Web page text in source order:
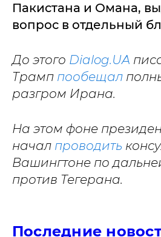
Пакистана и Омана,
вопрос в отдельный
До этого Dialog.UA
Трамп пообещал
разгром Ирана.
На этом фоне
начал проводить
Вашингтоне по
против Тегерана.
Последние